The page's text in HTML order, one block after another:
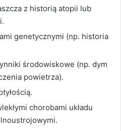
z historią atopii lub
genetycznymi (np. historia
środowiskowe (np. dym
powietrza).
chorobami układu